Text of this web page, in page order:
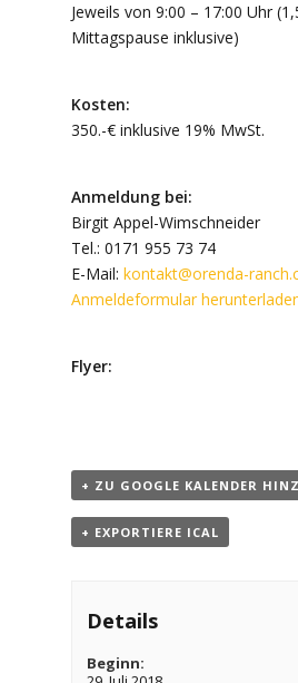
Jeweils von 9:00 – 17:00 Uhr
Mittagspause inklusive)
Kosten:
350.-€ inklusive 19% MwSt.
Anmeldung bei:
Birgit Appel-Wimschneider
Tel.: 0171 955 73 74
E-Mail: kontakt@orenda-
Anmeldeformular
Flyer:
+ ZU GOOGLE KALENDER
+ EXPORTIERE ICAL
Details
Beginn: